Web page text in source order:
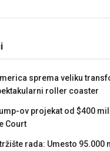
sprema veliku
roller coaster
ov projekat od $400
Court
rada: Umesto 95.000